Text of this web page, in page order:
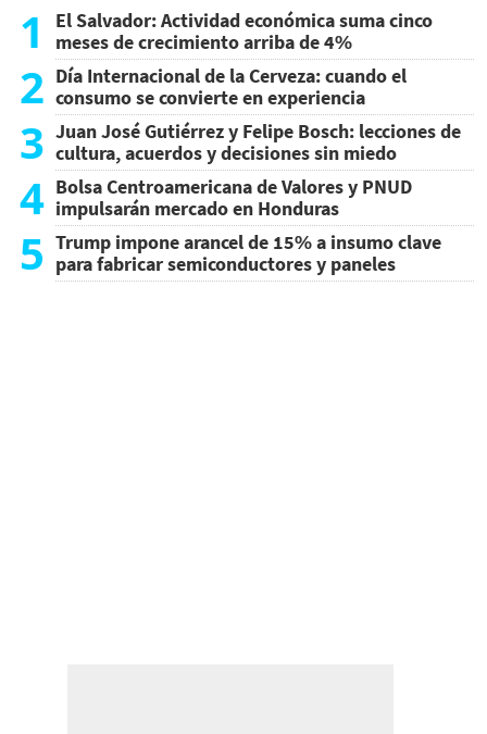
1
El Salvador: Actividad económica suma cinco
meses de crecimiento arriba de 4%
2 Día Internacional de la Cerveza: cuando el
consumo se convierte en experiencia
3 Juan José Gutiérrez y Felipe Bosch: lecciones de
cultura, acuerdos y decisiones sin miedo
4 Bolsa Centroamericana de Valores y PNUD
impulsarán mercado en Honduras
5 Trump impone arancel de 15% a insumo clave
para fabricar semiconductores y paneles